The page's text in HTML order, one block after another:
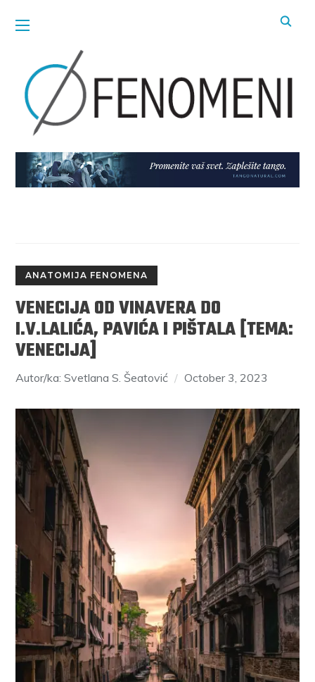
ANATOMIJA FENOMENA
VENECIJA OD VINAVERA DO
I.V.LALIĆA, PAVIĆA I PIŠTALA [TEMA:
VENECIJA]
Autor/ka: Svetlana S. Šeatović October 3, 2023